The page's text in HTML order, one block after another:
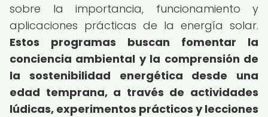
sobre la importancia, funcionamiento y
aplicaciones prácticas de la energía solar.
Estos programas buscan fomentar la
conciencia ambiental y la comprensión de
la sostenibilidad energética desde una
edad temprana, a través de actividades
lúdicas, experimentos prácticos y lecciones